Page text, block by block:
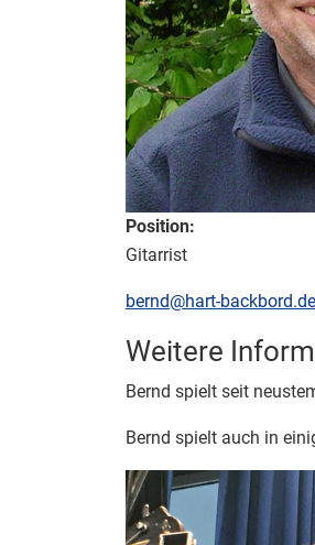
Position:
Gitarrist
E-Mail:
bernd@hart-backbord.de
Weitere
Weitere Informationen
Bernd spielt seit
Bernd spielt auch in